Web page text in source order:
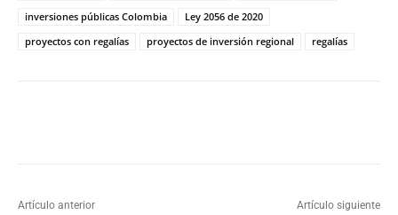
inversiones públicas Colombia
Ley 2056 de 2020
proyectos con regalías
proyectos de inversión regional regalías
Artículo anterior Artículo siguiente